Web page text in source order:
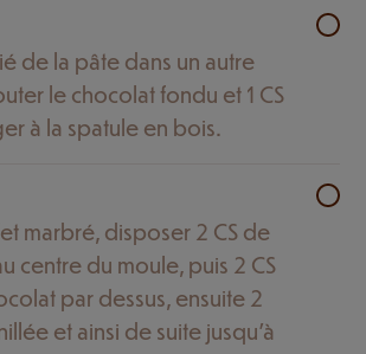
de la pâte dans un autre
le chocolat fondu et 1 CS
à la spatule en bois.
marbré, disposer 2 CS de
centre du moule, puis 2 CS
par dessus, ensuite 2
et ainsi de suite jusqu'à